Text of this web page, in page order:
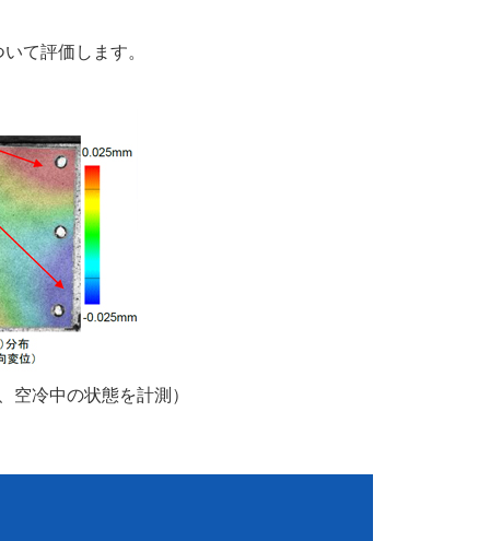
て評価します。
冷中の状態を計測）